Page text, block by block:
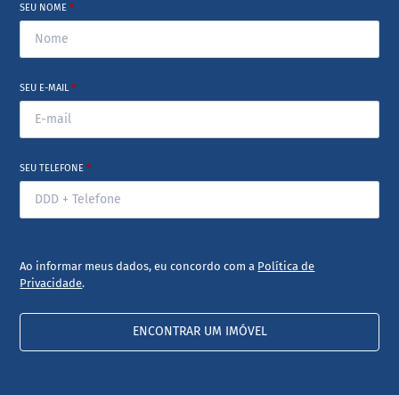
SEU NOME*
SEU E-MAIL*
SEU TELEFONE*
Ao informar meus dados, eu concordo com a Política de
Privacidade.
ENCONTRAR UM IMÓVEL